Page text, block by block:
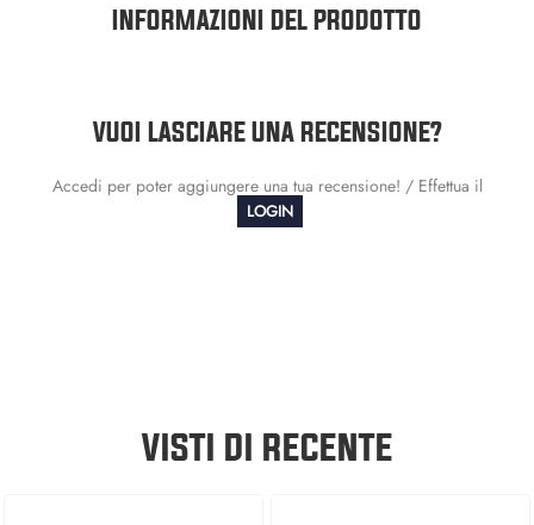
INFORMAZIONI DEL PRODOTTO
VUOI LASCIARE UNA RECENSIONE?
Accedi per poter aggiungere una tua recensione! / Effettua il
LOGIN
VISTI DI RECENTE